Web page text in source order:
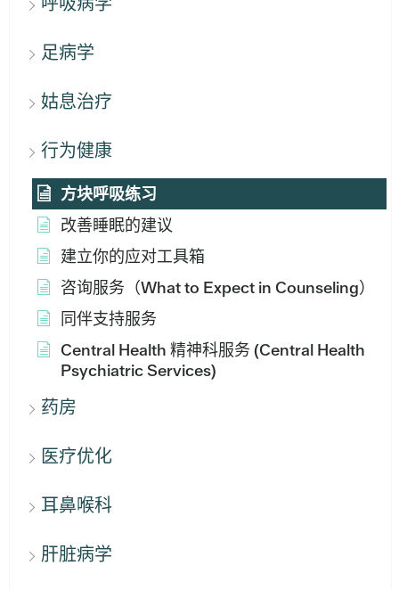
足病学
姑息治疗
行为健康
方块呼吸练习
改善睡眠的建议
建立你的应对工具箱
咨询服务（What to Expect in Counseling）
同伴支持服务
Central Health 精神科服务 (Central Health
Psychiatric Services)
药房
医疗优化
耳鼻喉科
肝脏病学